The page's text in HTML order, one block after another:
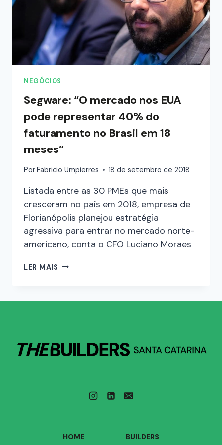
NEGÓCIOS
Segware: “O mercado nos EUA
pode representar 40% do
faturamento no Brasil em 18
meses”
PorFabricio Umpierres 18 de setembro de 2018
Listada entre as 30 PMEs que mais
cresceram no país em 2018, empresa de
Florianópolis planejou estratégia
agressiva para entrar no mercado norte-
americano, conta o CFO Luciano Moraes
LER MAIS
HOME BUILDERS